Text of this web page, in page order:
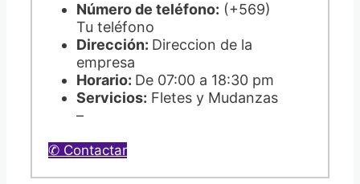
Número de teléfono: (+569)
Tu teléfono
Dirección: Direccion de la
empresa
Horario: De 07:00 a 18:30 pm
Servicios: Fletes y Mudanzas
–
✆ Contactar